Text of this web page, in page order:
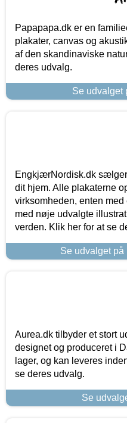
Papapapa.dk er en
plakater, canvas og
af den skandinaviske
deres udvalg.
Se udvalget
EngkjærNordisk.dk sælger
dit hjem. Alle plakaterne
virksomheden, enten
med nøje udvalgte
verden. Klik her for at se
Se udvalget
Aurea.dk tilbyder et stort
designet og produceret i
lager, og kan leveres
se deres udvalg.
Se